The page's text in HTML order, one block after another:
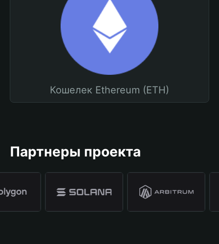
Кошелек Ethereum (ETH)
Партнеры проекта